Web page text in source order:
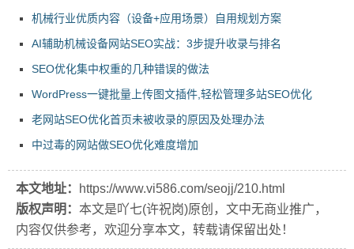
机械行业优质内容（设备+应用场景）自用规划方案
AI辅助机械设备网站SEO实战：3步提升收录与排名
SEO优化集中权重的几种错误的做法
WordPress一键批量上传图文插件,轻松管理多站SEO优化
老网站SEO优化首页未被收录的原因及处理办法
中过毒的网站做SEO优化难度增加
本文地址：
https://www.vi586.com/seojj/210.html
版权声明： 本文是吖七(许祝岗)原创，文中无商业推广，
内容仅供参考，欢迎分享本文，转载请保留出处！